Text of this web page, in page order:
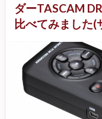
ダーTASCAM
比べてみました(